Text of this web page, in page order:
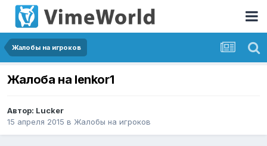
Жалобы на игроков
Жалоба на lenkor1
Автор: Lucker
15 апреля 2015 в Жалобы на игроков